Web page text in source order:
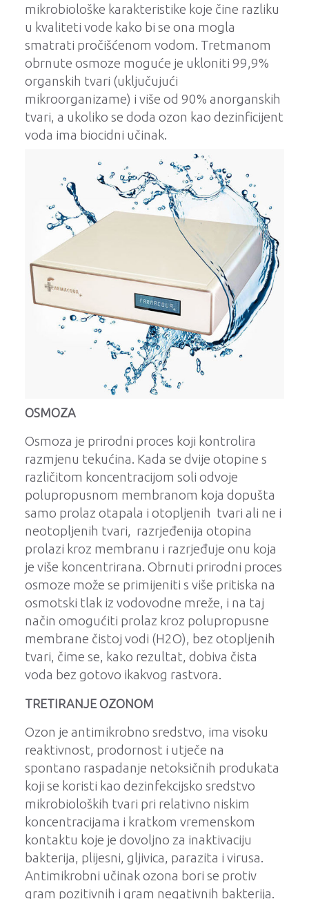
mikrobiološke karakteristike koje čine razliku
u kvaliteti vode kako bi se ona mogla
smatrati pročišćenom vodom. Tretmanom
obrnute osmoze moguće je ukloniti 99,9%
organskih tvari (uključujući
mikroorganizame) i više od 90% anorganskih
tvari, a ukoliko se doda ozon kao dezinficijent
voda ima biocidni učinak.
OSMOZA
Osmoza je prirodni proces koji kontrolira
razmjenu tekućina. Kada se dvije otopine s
različitom koncentracijom soli odvoje
polupropusnom membranom koja dopušta
samo prolaz otapala i otopljenih tvari ali ne i
neotopljenih tvari, razrjeđenija otopina
prolazi kroz membranu i razrjeđuje onu koja
je više koncentrirana. Obrnuti prirodni proces
osmoze može se primijeniti s više pritiska na
osmotski tlak iz vodovodne mreže, i na taj
način omogućiti prolaz kroz polupropusne
membrane čistoj vodi (H2O), bez otopljenih
tvari, čime se, kako rezultat, dobiva čista
voda bez gotovo ikakvog rastvora.
TRETIRANJE OZONOM
Ozon je antimikrobno sredstvo, ima visoku
reaktivnost, prodornost i utječe na
spontano raspadanje netoksičnih produkata
koji se koristi kao dezinfekcijsko sredstvo
mikrobioloških tvari pri relativno niskim
koncentracijama i kratkom vremenskom
kontaktu koje je dovoljno za inaktivaciju
bakterija, plijesni, gljivica, parazita i virusa.
Antimikrobni učinak ozona bori se protiv
gram pozitivnih i gram negativnih bakterija.